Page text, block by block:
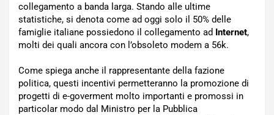
collegamento a banda larga. Stando alle ultime
statistiche, si denota come ad oggi solo il 50% delle
famiglie italiane possiedono il collegamento ad Internet,
molti dei quali ancora con l’obsoleto modem a 56k.
Come spiega anche il rappresentante della fazione
politica, questi incentivi permetteranno la promozione di
progetti di e-goverment molto importanti e promossi in
particolar modo dal Ministro per la Pubblica